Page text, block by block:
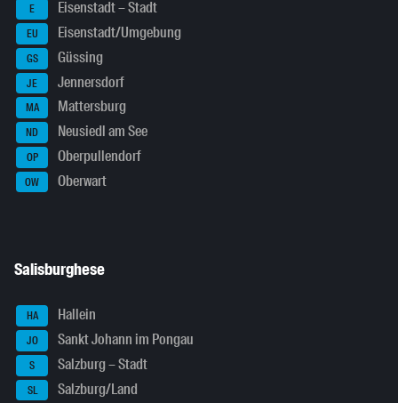
E Eisenstadt – Stadt
EU Eisenstadt/Umgebung
GS Güssing
JE Jennersdorf
MA Mattersburg
ND Neusiedl am See
OP Oberpullendorf
OW Oberwart
Salisburghese
HA Hallein
JO Sankt Johann im Pongau
S Salzburg – Stadt
SL Salzburg/Land